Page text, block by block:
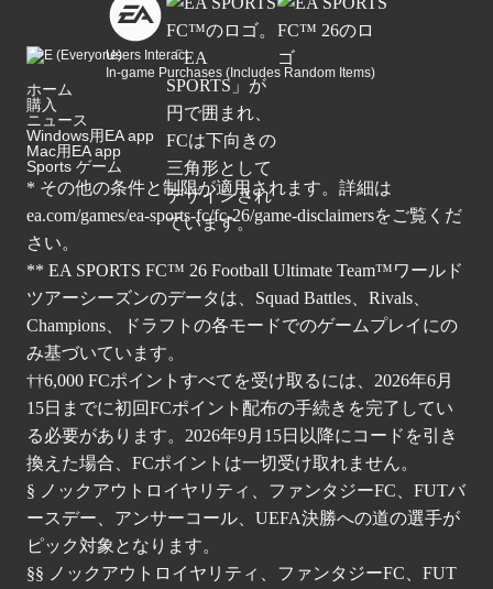
Users Interact
In-game Purchases (Includes Random Items)
ホーム
購入
ニュース
Windows用EA app
Mac用EA app
Sports ゲーム
* その他の条件と制限が適用されます。詳細は
ea.com/games/ea-sports-fc/fc-26/game-disclaimersをご覧くだ
さい。
** EA SPORTS FC™ 26 Football Ultimate Team™ワールド
ツアーシーズンのデータは、Squad Battles、Rivals、
Champions、ドラフトの各モードでのゲームプレイにの
み基づいています。
††6,000 FCポイントすべてを受け取るには、2026年6月
15日までに初回FCポイント配布の手続きを完了してい
る必要があります。2026年9月15日以降にコードを引き
換えた場合、FCポイントは一切受け取れません。
§ ノックアウトロイヤリティ、ファンタジーFC、FUTバ
ースデー、アンサーコール、UEFA決勝への道の選手が
ピック対象となります。
§§ ノックアウトロイヤリティ、ファンタジーFC、FUT